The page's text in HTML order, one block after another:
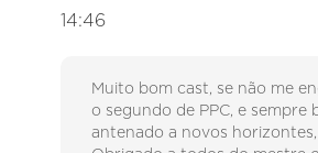
14:46
Muito bom cast, se não me
o segundo de PPC, e sempre
antenado a novos horizontes,